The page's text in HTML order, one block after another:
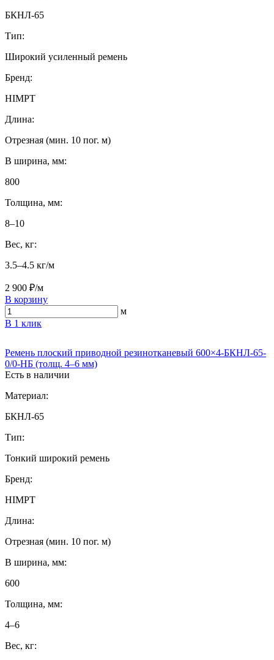
БКНЛ-65
Тип:
Широкий усиленный ремень
Бренд:
HIMPT
Длина:
Отрезная (мин. 10 пог. м)
B ширина, мм:
800
Толщина, мм:
8–10
Вес, кг:
3.5–4.5 кг/м
2 900 ₽/м
В корзину
м
В 1 клик
Ремень плоский приводной резинотканевый 600×4-БКНЛ-65-
0/0-НБ (толщ. 4–6 мм)
Есть в наличии
Материал:
БКНЛ-65
Тип:
Тонкий широкий ремень
Бренд:
HIMPT
Длина:
Отрезная (мин. 10 пог. м)
B ширина, мм:
600
Толщина, мм:
4–6
Вес, кг: